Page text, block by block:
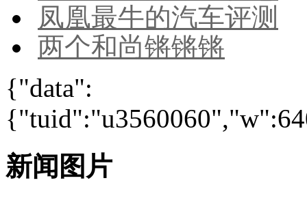
凤凰最牛的汽车评测
两个和尚锵锵锵
{"data":
新闻图片